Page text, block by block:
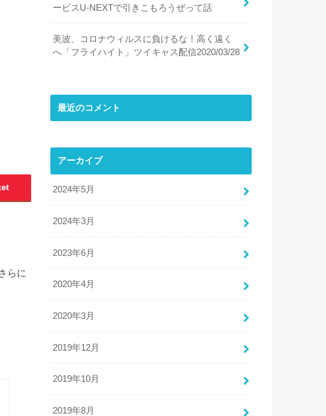
らに
ービスU-NEXTで引きこもろうぜって話
美波、コロナウィルスに負けるな！高く遠く
へ「フライハイト」ツイキャス配信2020/03/28
最近のコメント
アーカイブ
2024年5月
2024年3月
2023年6月
2020年4月
2020年3月
2019年12月
2019年10月
2019年8月